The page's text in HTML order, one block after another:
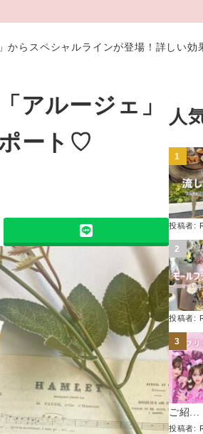
からスペシャルラインが登場！詳しい
アルージェ」
ート♡
人
投稿者:
投稿者:
ご紹...
投稿者: